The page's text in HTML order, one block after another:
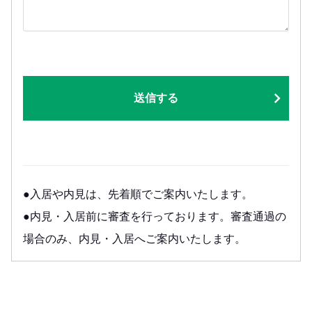
送信する
●入居や内見は、先着順でご案内いたします。
●内見・入居前に審査を行っております。審査通過の
場合のみ、内見・入居へご案内いたします。